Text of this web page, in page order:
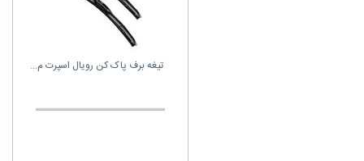
تیغه برف پاک‌ کن رویال اسپرت م